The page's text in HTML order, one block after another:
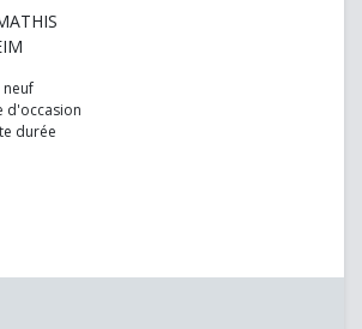
neuf
d'occasion
durée